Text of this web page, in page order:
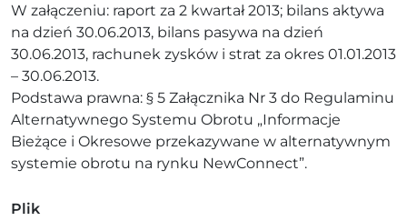
W załączeniu: raport za 2 kwartał 2013; bilans aktywa
na dzień 30.06.2013, bilans pasywa na dzień
30.06.2013, rachunek zysków i strat za okres 01.01.2013
– 30.06.2013.
Podstawa prawna: § 5 Załącznika Nr 3 do Regulaminu
Alternatywnego Systemu Obrotu „Informacje
Bieżące i Okresowe przekazywane w alternatywnym
systemie obrotu na rynku NewConnect”.
Plik